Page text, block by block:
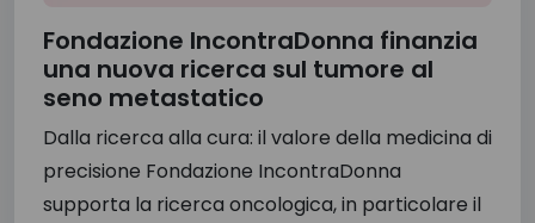
Fondazione IncontraDonna finanzia
una nuova ricerca sul tumore al
seno metastatico
Dalla ricerca alla cura: il valore della medicina di
precisione Fondazione IncontraDonna
supporta la ricerca oncologica, in particolare il